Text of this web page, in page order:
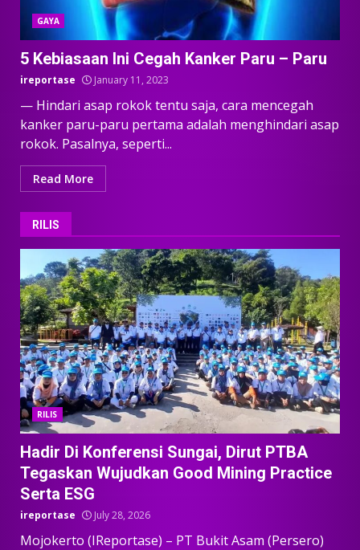
GAYA
5 Kebiasaan Ini Cegah Kanker Paru – Paru
ireportase January 11, 2023
— Hindari asap rokok tentu saja, cara mencegah
kanker paru-paru pertama adalah menghindari asap
rokok. Pasalnya, seperti...
Read More
RILIS
RILIS
Hadir Di Konferensi Sungai, Dirut PTBA
Tegaskan Wujudkan Good Mining Practice
Serta ESG
ireportase July 28, 2026
Mojokerto (IReportase) – PT Bukit Asam (Persero)